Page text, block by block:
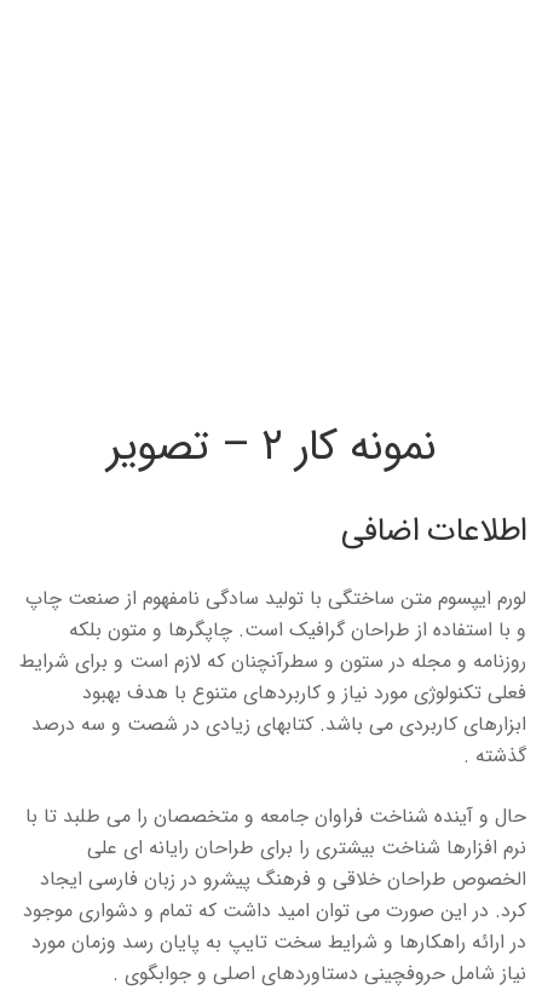
نمونه کار ۲ – تصویر
اطلاعات اضافی
لورم ایپسوم متن ساختگی با تولید سادگی نامفهوم از صنعت چاپ
و با استفاده از طراحان گرافیک است. چاپگرها و متون بلکه
روزنامه و مجله در ستون و سطرآنچنان که لازم است و برای شرایط
فعلی تکنولوژی مورد نیاز و کاربردهای متنوع با هدف بهبود
ابزارهای کاربردی می باشد. کتابهای زیادی در شصت و سه درصد
گذشته .
حال و آینده شناخت فراوان جامعه و متخصصان را می طلبد تا با
نرم افزارها شناخت بیشتری را برای طراحان رایانه ای علی
الخصوص طراحان خلاقی و فرهنگ پیشرو در زبان فارسی ایجاد
کرد. در این صورت می توان امید داشت که تمام و دشواری موجود
در ارائه راهکارها و شرایط سخت تایپ به پایان رسد وزمان مورد
نیاز شامل حروفچینی دستاوردهای اصلی و جوابگوی .